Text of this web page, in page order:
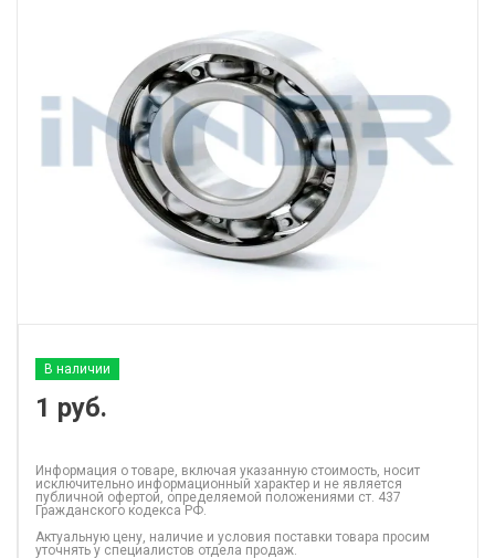
В наличии
1 руб.
Информация о товаре, включая указанную стоимость, носит
исключительно информационный характер и не является
публичной офертой, определяемой положениями ст. 437
Гражданского кодекса РФ.
Актуальную цену, наличие и условия поставки товара просим
уточнять у специалистов отдела продаж.